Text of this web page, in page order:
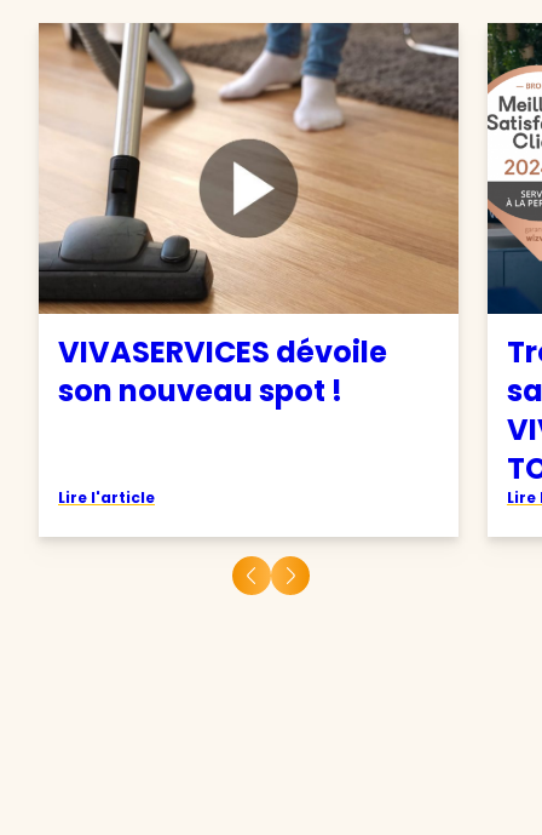
VIVASERVICES dévoile
son nouveau spot !
Lire l'article